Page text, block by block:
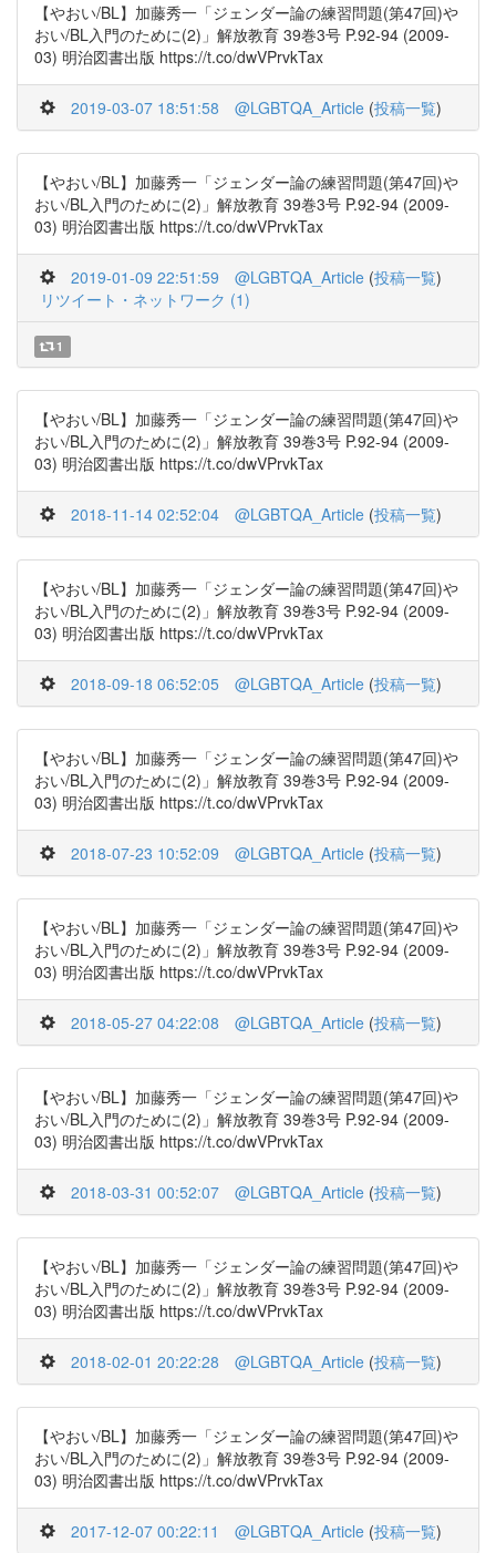
【やおい/BL】加藤秀一「ジェンダー論の練習問題(第47回)や
おい/BL入門のために(2)」解放教育 39巻3号 P.92-94 (2009-
03) 明治図書出版 https://t.co/dwVPrvkTax
2019-03-07 18:51:58 @LGBTQA_Article (投稿一覧)
【やおい/BL】加藤秀一「ジェンダー論の練習問題(第47回)や
おい/BL入門のために(2)」解放教育 39巻3号 P.92-94 (2009-
03) 明治図書出版 https://t.co/dwVPrvkTax
2019-01-09 22:51:59 @LGBTQA_Article (投稿一覧)
リツイート・ネットワーク (1)
1
【やおい/BL】加藤秀一「ジェンダー論の練習問題(第47回)や
おい/BL入門のために(2)」解放教育 39巻3号 P.92-94 (2009-
03) 明治図書出版 https://t.co/dwVPrvkTax
2018-11-14 02:52:04 @LGBTQA_Article (投稿一覧)
【やおい/BL】加藤秀一「ジェンダー論の練習問題(第47回)や
おい/BL入門のために(2)」解放教育 39巻3号 P.92-94 (2009-
03) 明治図書出版 https://t.co/dwVPrvkTax
2018-09-18 06:52:05 @LGBTQA_Article (投稿一覧)
【やおい/BL】加藤秀一「ジェンダー論の練習問題(第47回)や
おい/BL入門のために(2)」解放教育 39巻3号 P.92-94 (2009-
03) 明治図書出版 https://t.co/dwVPrvkTax
2018-07-23 10:52:09 @LGBTQA_Article (投稿一覧)
【やおい/BL】加藤秀一「ジェンダー論の練習問題(第47回)や
おい/BL入門のために(2)」解放教育 39巻3号 P.92-94 (2009-
03) 明治図書出版 https://t.co/dwVPrvkTax
2018-05-27 04:22:08 @LGBTQA_Article (投稿一覧)
【やおい/BL】加藤秀一「ジェンダー論の練習問題(第47回)や
おい/BL入門のために(2)」解放教育 39巻3号 P.92-94 (2009-
03) 明治図書出版 https://t.co/dwVPrvkTax
2018-03-31 00:52:07 @LGBTQA_Article (投稿一覧)
【やおい/BL】加藤秀一「ジェンダー論の練習問題(第47回)や
おい/BL入門のために(2)」解放教育 39巻3号 P.92-94 (2009-
03) 明治図書出版 https://t.co/dwVPrvkTax
2018-02-01 20:22:28 @LGBTQA_Article (投稿一覧)
【やおい/BL】加藤秀一「ジェンダー論の練習問題(第47回)や
おい/BL入門のために(2)」解放教育 39巻3号 P.92-94 (2009-
03) 明治図書出版 https://t.co/dwVPrvkTax
2017-12-07 00:22:11 @LGBTQA_Article (投稿一覧)